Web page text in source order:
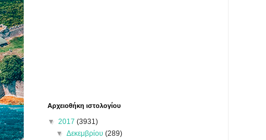
Αρχειοθήκη ιστολογίου
▼ 2017 (3931)
▼Δεκεμβρίου(289)